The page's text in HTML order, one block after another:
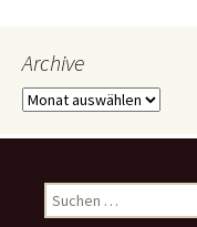
Archive
Archive
Suchen
nach: